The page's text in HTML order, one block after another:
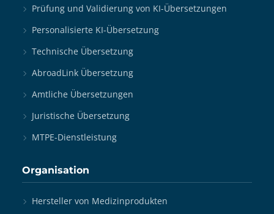
Prüfung und Validierung von KI-Übersetzungen
Personalisierte KI-Übersetzung
Technische Übersetzung
AbroadLink Übersetzung
Amtliche Übersetzungen
Juristische Übersetzung
MTPE-Dienstleistung
Organisation
Hersteller von Medizinprodukten